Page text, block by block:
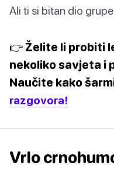
Ali ti si bitan dio
👉 Želite li probiti
nekoliko savjeta i
Naučite kako
razgovora!
Vrlo